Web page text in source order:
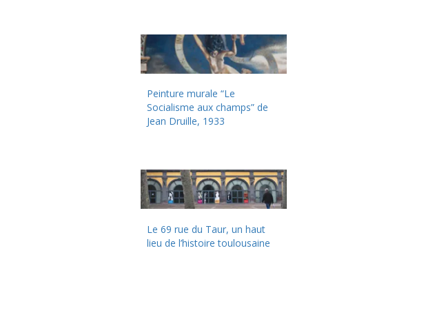
Peinture murale “Le
Socialisme aux champs” de
Jean Druille, 1933
Le 69 rue du Taur, un haut
lieu de l’histoire toulousaine